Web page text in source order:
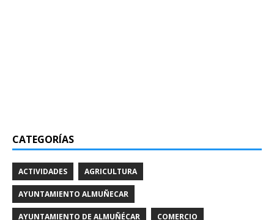
CATEGORÍAS
ACTIVIDADES AGRICULTURA
AYUNTAMIENTO ALMUÑECAR
AYUNTAMIENTO DE ALMUÑÉCAR COMERCIO